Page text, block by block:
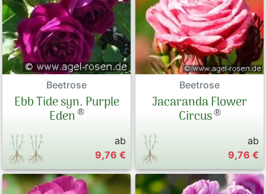
Beetrose
Ebb Tide syn. Purple
Eden®
ab
9,76 €
Beetrose
Jacaranda Flower
Circus®
ab
9,76 €